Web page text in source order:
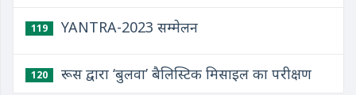
119 YANTRA-2023 सम्मेलन
120 रूस द्वारा ‘बुलवा’ बैलिस्टिक मिसाइल का परीक्षण